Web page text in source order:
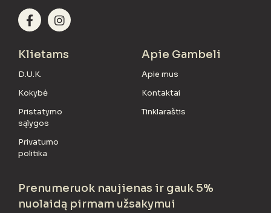
Klietams
D.U.K.
Kokybė
Pristatymo
sąlygos
Privatumo
politika
Apie Gambeli
Apie mus
Kontaktai
Tinklaraštis
Prenumeruok naujienas ir gauk 5%
nuolaidą pirmam užsakymui